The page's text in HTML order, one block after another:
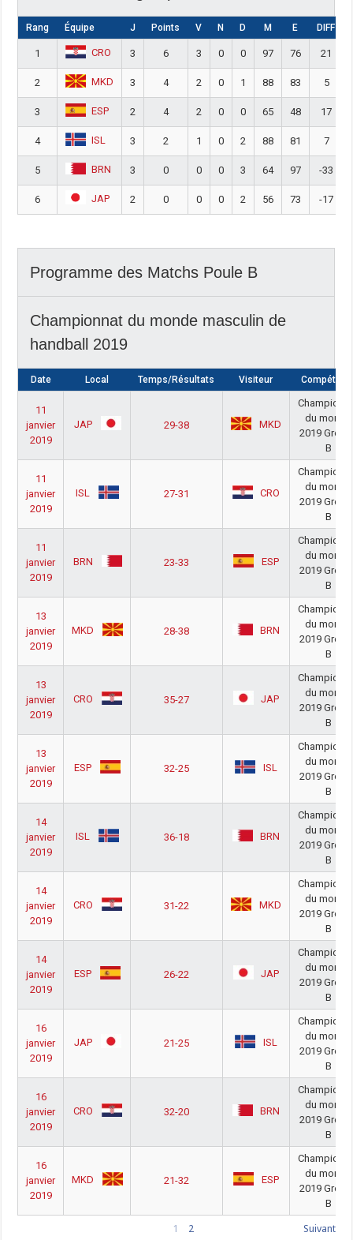
Rang Équipe J Points V N D M E DIFF
1 CRO 3 6 3 0 0 97 76 21
2 MKD 3 4 2 0 1 88 83 5
3 ESP 2 4 2 0 0 65 48 17
4 ISL 3 2 1 0 2 88 81 7
5 BRN 3 0 0 0 3 64 97 -33
6 JAP 2 0 0 0 2 56 73 -17
Programme des Matchs Poule B
Championnat du monde masculin de
handball 2019
Date Local Temps/Résultats Visiteur
11
janvier
2019
JAP 29-38 MKD
du monde
2019
B
11
janvier
2019
ISL 27-31 CRO
du monde
2019
B
11
janvier
2019
BRN 23-33 ESP
du monde
2019
B
13
janvier
2019
MKD 28-38 BRN
du monde
2019
B
13
janvier
2019
CRO 35-27 JAP
du monde
2019
B
13
janvier
2019
ESP 32-25 ISL
du monde
2019
B
14
janvier
2019
ISL 36-18 BRN
du monde
2019
B
14
janvier
2019
CRO 31-22 MKD
du monde
2019
B
14
janvier
2019
ESP 26-22 JAP
du monde
2019
B
16
janvier
2019
JAP 21-25 ISL
du monde
2019
B
16
janvier
2019
CRO 32-20 BRN
du monde
2019
B
16
janvier
2019
MKD 21-32 ESP
du monde
2019
B
1 2
Suivant